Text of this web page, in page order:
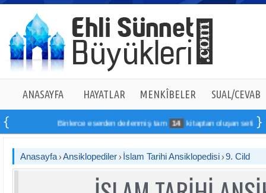
ANASAYFA HAYATLAR MENKÎBELER SUAL/CEVAB
Binlerce eserden derlenmiş tam 14 kitaptan oluşan seti online
Anasayfa Ansiklopediler İslam Tarihi Ansiklopedisi 9. Cild